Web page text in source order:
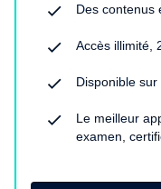
Des contenus
Accès illimité,
Disponible
Le meilleur
examen,